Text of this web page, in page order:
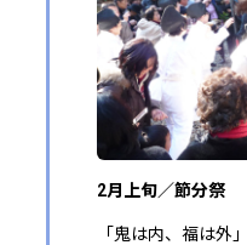
2月上旬／節分祭
「鬼は内、福は外